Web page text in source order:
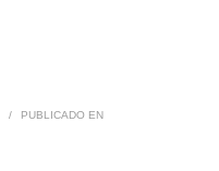
/ PUBLICADO EN